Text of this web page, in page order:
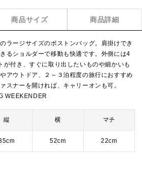
商品サイズ 商品詳細
ラージサイズのボストンバッグ。肩掛けでき
るショルダーで移動も快適です。外側には4
が付き、すぐに取り出したいものや細かいも
アウトドア、２～３泊程度の旅行におすすめ
スナーを開ければ、キャリーオンも可。
WEEKENDER
縦 横 マチ
52cm 22cm